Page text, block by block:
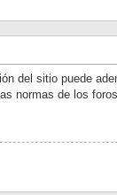
del sitio puede
normas de los